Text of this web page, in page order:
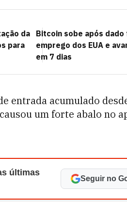
da
para
Bitcoin sobe após dado
emprego dos EUA e
em 7 dias
entrada acumulado
um forte abalo no
últimas
Seguir no